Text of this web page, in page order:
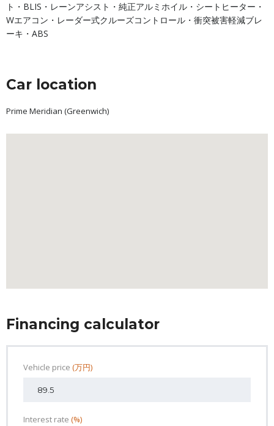
ト・BLIS・レーンアシスト・純正アルミホイル・シートヒーター・
Wエアコン・レーダー式クルーズコントロール・衝突被害軽減ブレ
ーキ・ABS
Car location
Prime Meridian (Greenwich)
Financing calculator
Vehicle price (万円)
Interest rate (%)